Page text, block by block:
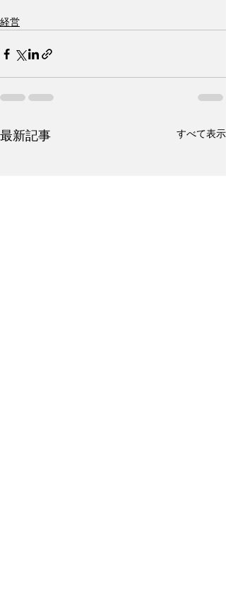
経営
最新記事 すべて表示